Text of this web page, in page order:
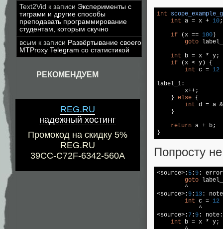
Text2Vid к записи Эксперименты с
тиграми и другие способы
преподавать программирование
студентам, которым скучно
всым к записи Развёртывание своего
MTProxy Telegram со статистикой
РЕКОМЕНДУЕМ
REG.RU
надежный хостинг
Промокод на скидку 5%
REG.RU
39CC-C72F-6342-560A
int
int a = x + 10;
if (x == 100 )
goto
int b = x * y;
if (x < y) {
int c = 12
label_1:
        x++;
    }
else {
int d = a
    }
return a + b;
}
Попросту
<source>: 5:9:
goto
        ^
<source>:9: 13:
int c = 12
            ^
<source>: 7:9:
int b = x * y;